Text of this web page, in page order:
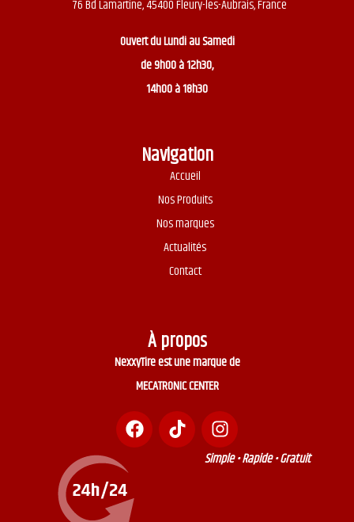
76 Bd Lamartine, 45400 Fleury-les-Aubrais, France
Ouvert duLundi au Samedi
de 9h00 à 12h30,
14h00 à 18h30
Navigation
Accueil
Nos Produits
Nos marques
Actualités
Contact
À propos
NexxyTire est une marque de
MECATRONIC CENTER
Simple • Rapide • Gratuit